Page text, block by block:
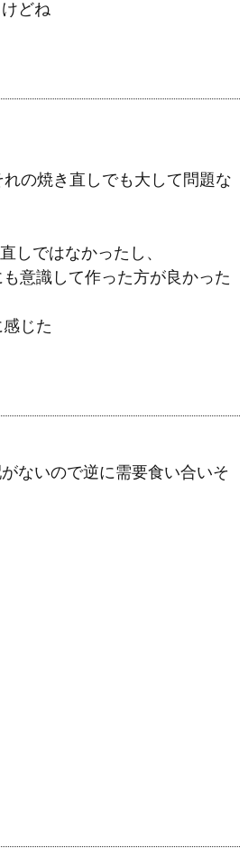
どね
の焼き直しでも大して問題な
しではなかったし、
意識して作った方が良かった
じた
ないので逆に需要食い合いそ